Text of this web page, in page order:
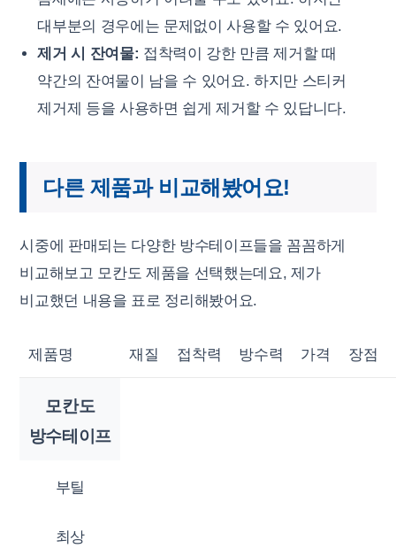
대부분의 경우에는 문제없이 사용할 수 있어요.
제거 시 잔여물: 접착력이 강한 만큼 제거할 때
약간의 잔여물이 남을 수 있어요. 하지만 스티커
제거제 등을 사용하면 쉽게 제거할 수 있답니다.
다른 제품과 비교해봤어요!
시중에 판매되는 다양한 방수테이프들을 꼼꼼하게
비교해보고 모칸도 제품을 선택했는데요, 제가
비교했던 내용을 표로 정리해봤어요.
제품명 재질 접착력 방수력 가격 장점
모칸도
방수테이프
부틸
최상